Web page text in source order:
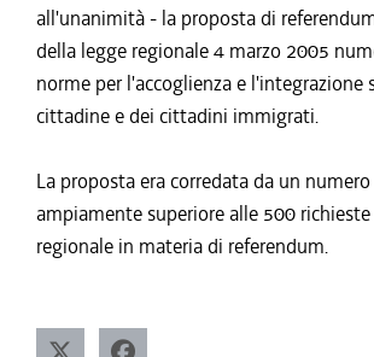
all'unanimità - la proposta di
della legge regionale 4 marzo 2005
norme per l'accoglienza e l'integrazione
cittadine e dei cittadini immigrati.
La proposta era corredata da un
ampiamente superiore alle 500
regionale in materia di referendum.